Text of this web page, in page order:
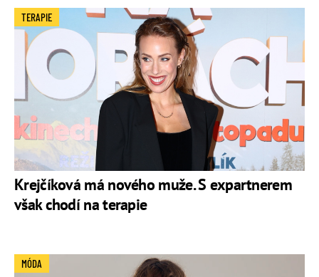
německých kabelek v Nákupní galerii Myslbek.
Aneta Krejčíková - Instagram
Krejčíková má nového muže. S expartnerem
však chodí na terapie
TERAPIE
MÓDA